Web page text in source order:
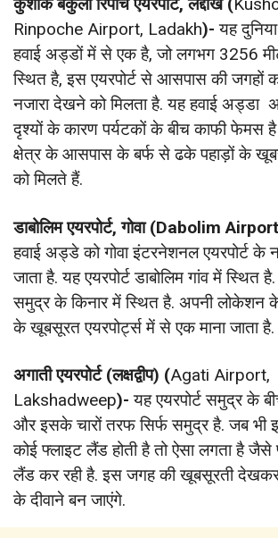
कुशोक बकुला रिंपोचे एयरपोर्ट, लद्दाख (
Rinpoche Airport, Ladakh)- यह
हवाई अड्डों में से एक है, जो लगभग 3256
स्थित है, इस एयरपोर्ट से आसपास की जगहों
नजारा देखने को मिलता है. यह हवाई
दृश्यों के कारण पर्यटकों के बीच काफी
क्षेत्र के आसपास के बर्फ से ढके पहाड़ों के
को मिलते हैं.
डाबोलिम एयरपोर्ट, गोवा (Dabolim
हवाई अड्डे को गोवा इंटरनेशनल एयरपोर्ट के
जाता है. यह एयरपोर्ट डाबोलिम गांव में स्थित
समुद्र के किनार में स्थित है. अपनी लोकेशन
के खूबसूरत एयरपोर्ट्स में से एक माना जाता है.
अगाती एयरपोर्ट (लक्षद्वीप) (Agati Airport,
Lakshadweep)- यह एयरपोर्ट समुद्र के
और इसके चारों तरफ सिर्फ समुद्र है. जब भी
कोई फ्लाइट लैंड होती है तो ऐसा लगता है
लैंड कर रही है. इस जगह की खूबसूरती
के दीवाने बन जाएंगे.